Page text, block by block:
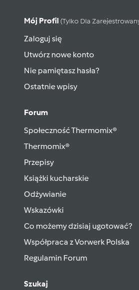
Mój Profil (tylko Dla
Zaloguj się
Utwórz nowe konto
Nie pamiętasz hasła?
Ostatnie wpisy
Forum
Społeczność Thermomix®
Thermomix®
Przepisy
Książki kucharskie
Odżywianie
Wskazówki
Co możemy dzisiaj ugotować?
Współpraca z Vorwerk Polska
Regulamin Forum
Szukaj